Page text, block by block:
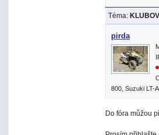
Téma:
pirda
800, Suzuki LT-
Do fóra můžou